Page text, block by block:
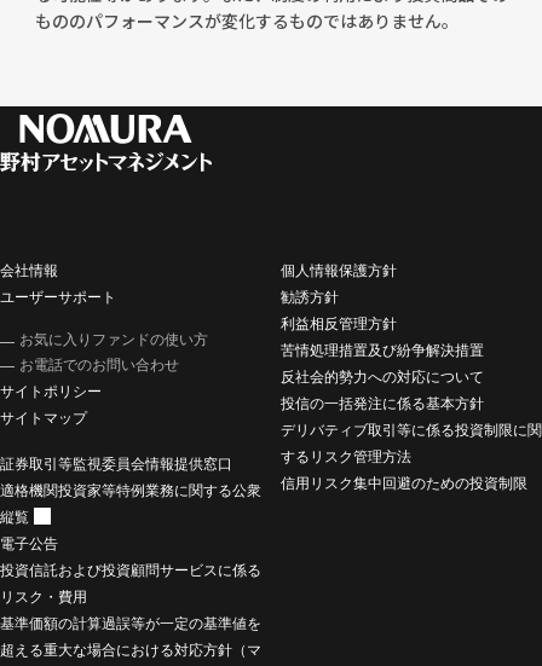
もののパフォーマンスが変化するものではありません。